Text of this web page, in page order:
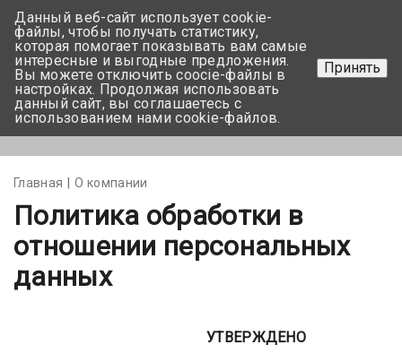
+375 17-350-99-56
+375 44-752-82-08
Задать вопрос
Главная О компании
Политика обработки в
отношении персональных
данных
УТВЕРЖДЕНО
Данный веб-сайт использует cookie-
файлы, чтобы получать статистику,
которая помогает показывать вам самые
интересные и выгодные предложения.
Вы можете отключить coocie-файлы в
настройках. Продолжая использовать
данный сайт, вы соглашаетесь с
использованием нами cookie-файлов.
Принять